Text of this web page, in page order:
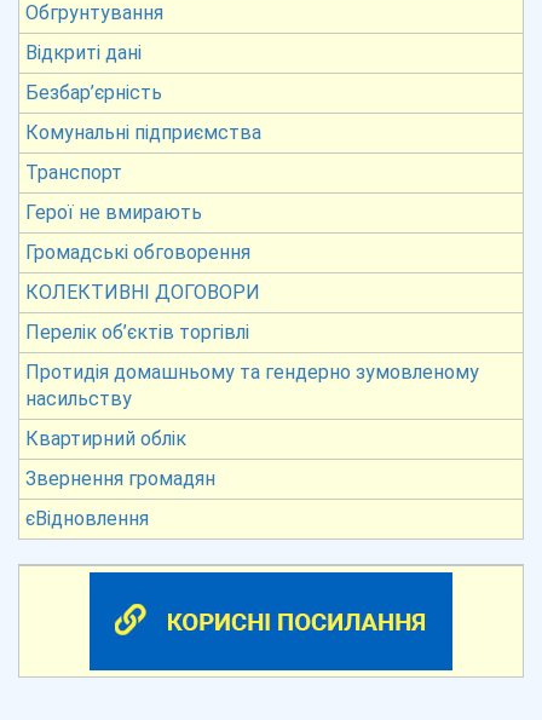
Обгрунтування
Відкриті дані
Безбар’єрність
Комунальні підприємства
Транспорт
Герої не вмирають
Громадські обговорення
КОЛЕКТИВНІ ДОГОВОРИ
Перелік об’єктів торгівлі
Протидія домашньому та гендерно зумовленому
насильству
Квартирний облік
Звернення громадян
єВідновлення